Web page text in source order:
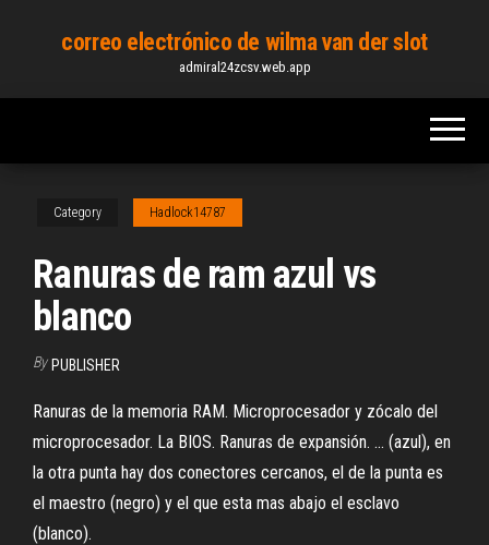
content
correo electrónico de wilma van der slot
admiral24zcsv.web.app
Category Hadlock14787
Ranuras de ram azul vs
blanco
By PUBLISHER
Ranuras de la memoria RAM. Microprocesador y zócalo del
microprocesador. La BIOS. Ranuras de expansión. ... (azul), en
la otra punta hay dos conectores cercanos, el de la punta es
el maestro (negro) y el que esta mas abajo el esclavo
(blanco).